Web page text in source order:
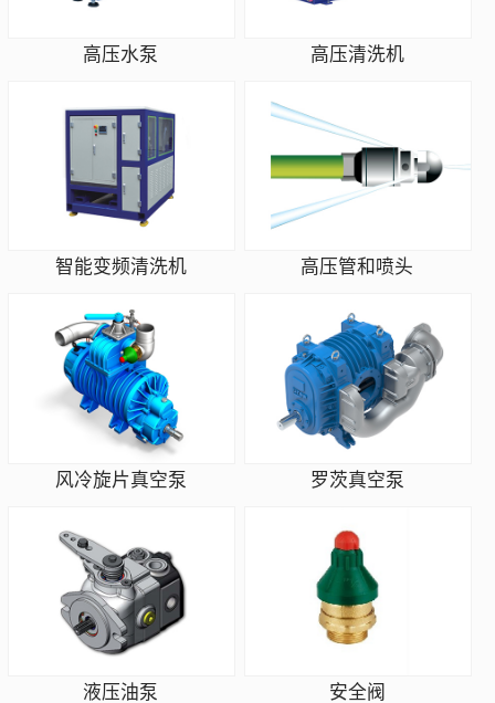
高压水泵 高压清洗机
智能变频清洗机 高压管和喷头
风冷旋片真空泵 罗茨真空泵
液压油泵 安全阀